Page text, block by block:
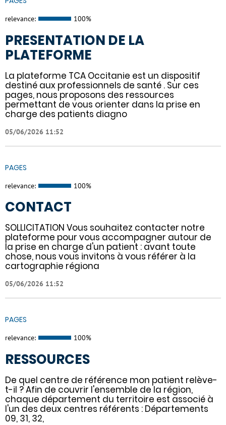
relevance: 100%
PRESENTATION DE LA
PLATEFORME
La plateforme TCA Occitanie est un dispositif
destiné aux professionnels de santé . Sur ces
pages, nous proposons des ressources
permettant de vous orienter dans la prise en
charge des patients diagno
05/06/2026 11:52
PAGES
relevance: 100%
CONTACT
SOLLICITATION Vous souhaitez contacter notre
plateforme pour vous accompagner autour de
la prise en charge d'un patient : avant toute
chose, nous vous invitons à vous référer à la
cartographie régiona
05/06/2026 11:52
PAGES
relevance: 100%
RESSOURCES
De quel centre de référence mon patient relève-
t-il ? Afin de couvrir l'ensemble de la région,
chaque département du territoire est associé à
l'un des deux centres référents : Départements
09, 31, 32,